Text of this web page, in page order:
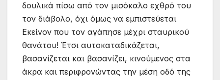
δουλικά πίσω από τον μισόκαλο εχθρό του
τον διάβολο, όχι όμως να εμπιστεύεται
Εκείνον που τον αγάπησε μέχρι σταυρικού
θανάτου! Έτσι αυτοκαταδικάζεται,
βασανίζεται και βασανίζει, κινούμενος στα
άκρα και περιφρονώντας την μέση οδό της